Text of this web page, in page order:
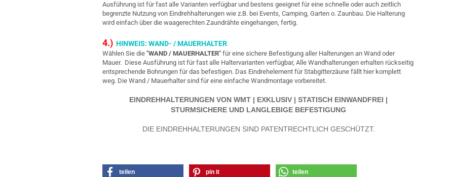
Ausführung ist für fast alle Varianten verfügbar und bestens geeignet für eine schnelle oder auch zeitlich
begrenzte Nutzung von Eindrehhalterungen wie z.B. bei Events, Camping, Garten o. Zaunbau. Die Halterung
wird einfach über die waagerechten Zaundrähte eingehangen, fertig.
4.) HINWEIS: WAND- / MAUERHALTER
Wählen Sie die "WAND / MAUERHALTER" für eine sichere Befestigung aller Halterungen an Wand oder
Mauer. Diese Ausführung ist für fast alle Haltervarianten verfügbar, Alle Wandhalterungen erhalten rückseitig
entsprechende Bohrungen für das befestigen. Das Eindrehelement für Stabgitterzäune fällt hier komplett
weg. Die Wand / Mauerhalter sind für eine einfache Wandmontage vorbereitet.
EINDREHHALTERUNGEN VON WMT | EXKLUSIV | STATISCH EINWANDFREI |
STURMSICHERE UND LANGLEBIGE BEFESTIGUNG
DIE EINDREHHALTERUNGEN SIND PATENTRECHTLICH GESCHÜTZT.
teilen pin it teilen